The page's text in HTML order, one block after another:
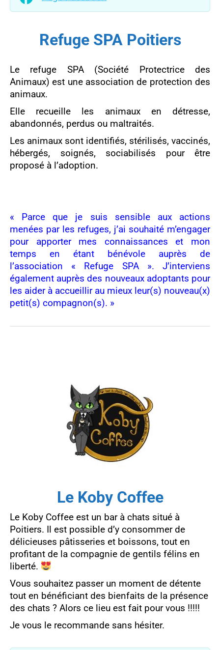
Refuge SPA Poitiers
Le refuge SPA (Société Protectrice des
Animaux) est une association de protection des
animaux.
Elle recueille les animaux en détresse,
abandonnés, perdus ou maltraités.
Les animaux sont identifiés, stérilisés, vaccinés,
hébergés, soignés, sociabilisés pour être
proposé à l’adoption.
« Parce que je suis sensible aux actions
menées par les refuges, j’ai souhaité m’engager
pour apporter mes connaissances et mon
temps en étant bénévole auprès de
l’association « Refuge SPA». J’interviens
également auprès des nouveaux adoptants pour
les aider à accueillir au mieux leur(s) nouveau(x)
petit(s) compagnon(s). »
Le Koby Coffee
Le Koby Coffee est un bar à chats situé à
Poitiers. Il est possible d’y consommer de
délicieuses pâtisseries et boissons, tout en
profitant de la compagnie de gentils félins en
liberté.
Vous souhaitez passer un moment de détente
tout en bénéficiant des bienfaits de la présence
des chats ? Alors ce lieu est fait pour vous !!!!!
Je vous le recommande sans hésiter.